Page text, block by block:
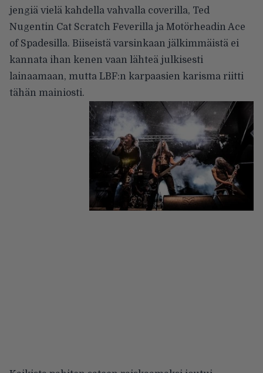
jengiä vielä kahdella vahvalla coverilla, Ted
Nugentin Cat Scratch Feverilla ja Motörheadin Ace
of Spadesilla. Biiseistä varsinkaan jälkimmäistä ei
kannata ihan kenen vaan lähteä julkisesti
lainaamaan, mutta LBF:n karpaasien karisma riitti
tähän mainiosti.